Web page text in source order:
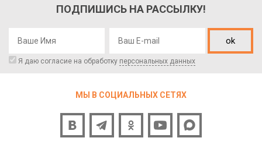
ПОДПИШИСЬ НА РАССЫЛКУ!
ok
Я даю согласие на обработку персональных данных
МЫ В СОЦИАЛЬНЫХ СЕТЯХ